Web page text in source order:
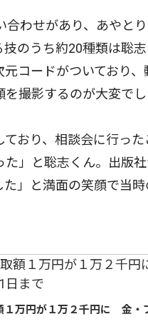
わせがあり、あやと
のうち約20種類は聡
コードがついており
撮影するのが大変でし
おり、相談会に行っ
」と聡志くん。出版
」と満面の笑顔で当時
万円が１万２千円に 金・